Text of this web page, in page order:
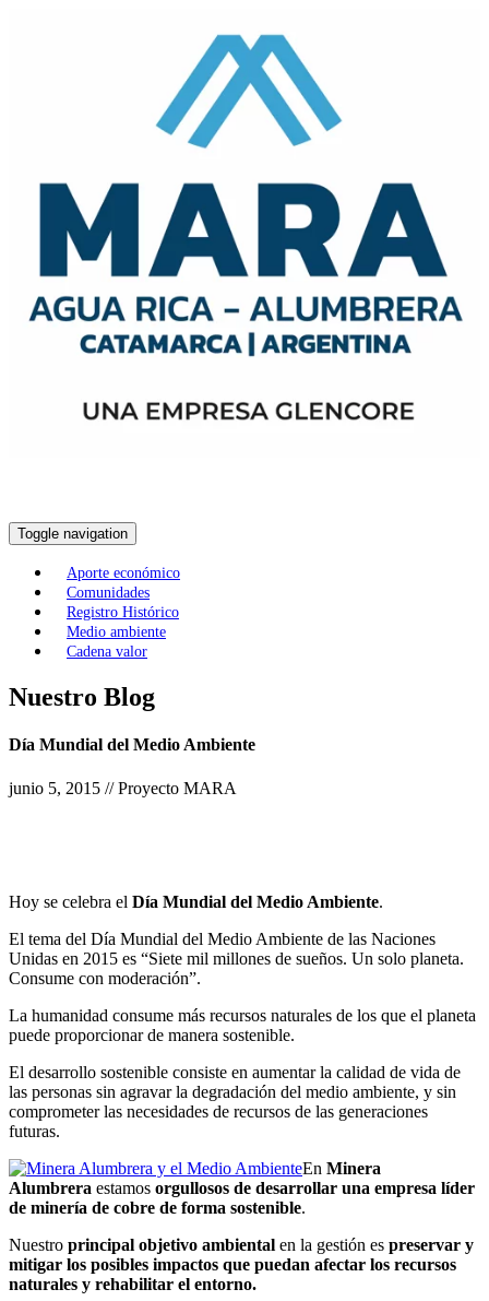
Toggle navigation
Aporte económico
Comunidades
Registro Histórico
Medio ambiente
Cadena valor
Nuestro Blog
Día Mundial del Medio Ambiente
junio 5, 2015 // Proyecto MARA
Hoy se celebra el Día Mundial del Medio Ambiente.
El tema del Día Mundial del Medio Ambiente de las Naciones
Unidas en 2015 es “Siete mil millones de sueños. Un solo planeta.
Consume con moderación”.
La humanidad consume más recursos naturales de los que el planeta
puede proporcionar de manera sostenible.
El desarrollo sostenible consiste en aumentar la calidad de vida de
las personas sin agravar la degradación del medio ambiente, y sin
comprometer las necesidades de recursos de las generaciones
futuras.
En Minera
Alumbrera estamos orgullosos de desarrollar una empresa líder
de minería de cobre de forma sostenible.
Nuestro principal objetivo ambiental en la gestión es preservar y
mitigar los posibles impactos que puedan afectar los recursos
naturales y rehabilitar el entorno.